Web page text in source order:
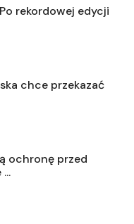
rekordowej edycji
chce przekazać
ochronę przed